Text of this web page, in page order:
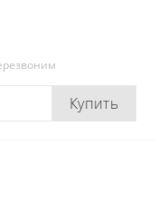
Купить